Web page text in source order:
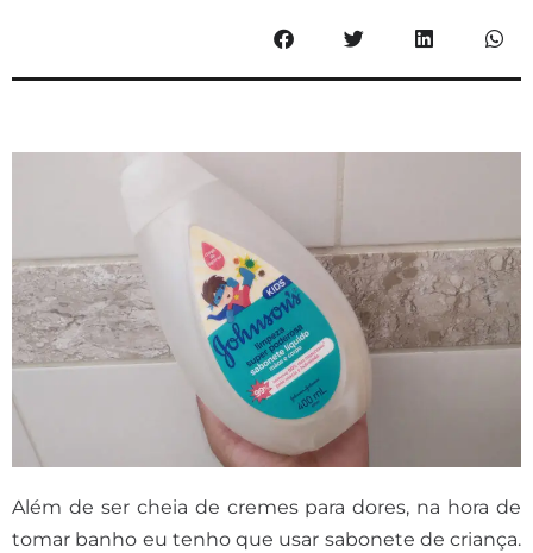
Além de ser cheia de cremes para dores, na hora de
tomar banho eu tenho que usar sabonete de criança.